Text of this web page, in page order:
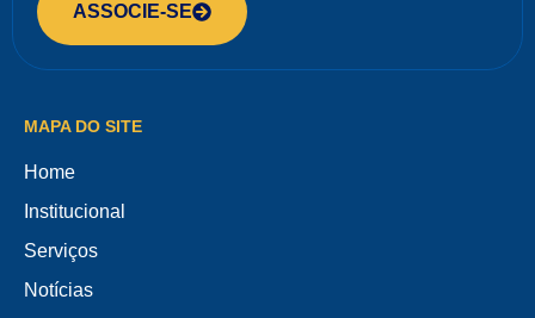
ASSOCIE-SE
MAPA DO SITE
Home
Institucional
Serviços
Notícias